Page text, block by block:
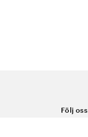
Följ oss